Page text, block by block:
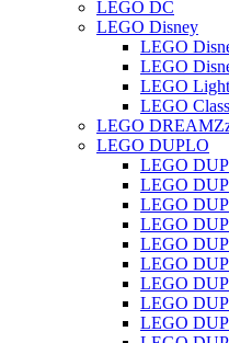
LEGO DC
LEGO Disney
LEGO
LEGO
LEGO
LEGO
LEGO
LEGO DUPLO
LEGO
LEGO
LEGO
LEGO
LEGO
LEGO
LEGO
LEGO
LEGO